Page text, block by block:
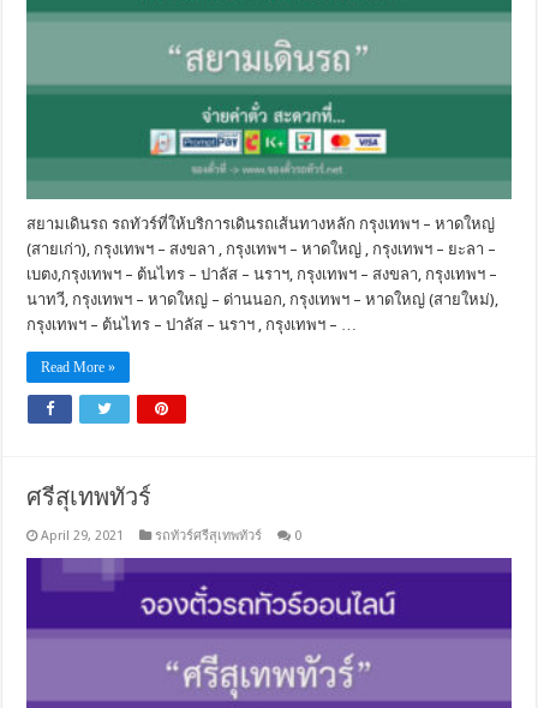
สยามเดินรถ รถทัวร์ที่ให้บริการเดินรถเส้นทางหลัก กรุงเทพฯ – หาดใหญ่
(สายเก่า), กรุงเทพฯ – สงขลา , กรุงเทพฯ – หาดใหญ่ , กรุงเทพฯ – ยะลา –
เบตง,กรุงเทพฯ – ต้นไทร – ปาลัส – นราฯ, กรุงเทพฯ – สงขลา, กรุงเทพฯ –
นาทวี, กรุงเทพฯ – หาดใหญ่ – ด่านนอก, กรุงเทพฯ – หาดใหญ่ (สายใหม่),
กรุงเทพฯ – ต้นไทร – ปาลัส – นราฯ , กรุงเทพฯ – …
Read More »
ศรีสุเทพทัวร์
April 29, 2021 รถทัวร์ศรีสุเทพทัวร์ 0